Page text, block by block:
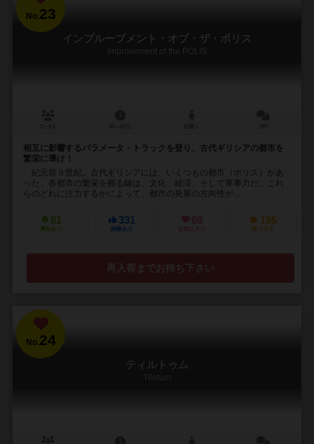
No.23
インプルーブメント・オブ・ザ・ポリス
Improvement of the POLIS
相互に影響するパラメータ・トラックを登り、古代ギリシアの都市を
繁栄に導け！
紀元前９世紀。古代ギリシアには、いくつもの都市（ポリス）があ
った。各都市の繁栄を握る鍵は、文化、経済、そして軍事力だ。これ
らのどれに注力するかによって、都市の発展の方向性が...
81
興味あり
331
経験あり
69
お気に入り
195
持ってる
再入荷までお待ち下さい
No.24
ティルトゥム
Tiletum